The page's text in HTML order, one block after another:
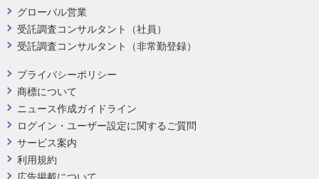
プライバシーポリシー
商標について
ニュース作成ガイドライン
ログイン・ユーザー設定に関するご質問
サービス案内
利用規約
広告掲載について
グローバル営業
受託調査コンサルタント（社員）
受託調査コンサルタント（非常勤登録）